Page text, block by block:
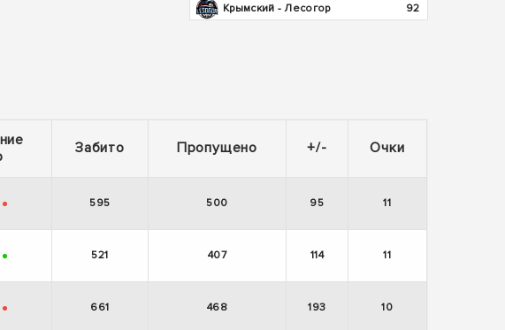
Крымский - Лесогор
92
Забито Пропущено +/- Очки
- 595 500 95 11
+ 521 407 114 11
- 661 468 193 10